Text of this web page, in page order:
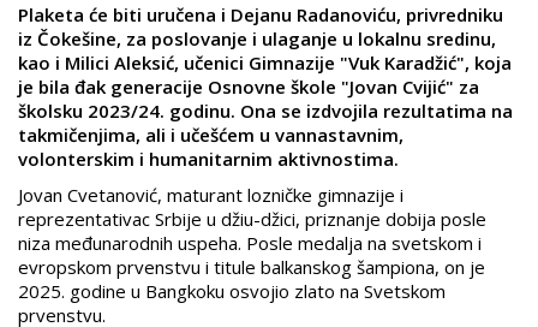
Plaketa će biti uručena i Dejanu Radanoviću, privredniku
iz Čokešine, za poslovanje i ulaganje u lokalnu sredinu,
kao i Milici Aleksić, učenici Gimnazije "Vuk Karadžić", koja
je bila đak generacije Osnovne škole "Jovan Cvijić" za
školsku 2023/24. godinu. Ona se izdvojila rezultatima na
takmičenjima, ali i učešćem u vannastavnim,
volonterskim i humanitarnim aktivnostima.
Jovan Cvetanović, maturant lozničke gimnazije i
reprezentativac Srbije u džiu-džici, priznanje dobija posle
niza međunarodnih uspeha. Posle medalja na svetskom i
evropskom prvenstvu i titule balkanskog šampiona, on je
2025. godine u Bangkoku osvojio zlato na Svetskom
prvenstvu.